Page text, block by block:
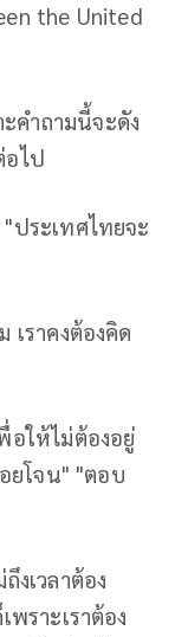
the United
คำถามนี้จะดัง
อไป
ประเทศไทยจะ
เราคงต้องคิด
อให้ไม่ต้องอยู่
ยโจน" "ตอบ
งเวลาต้อง
ราะเราต้อง